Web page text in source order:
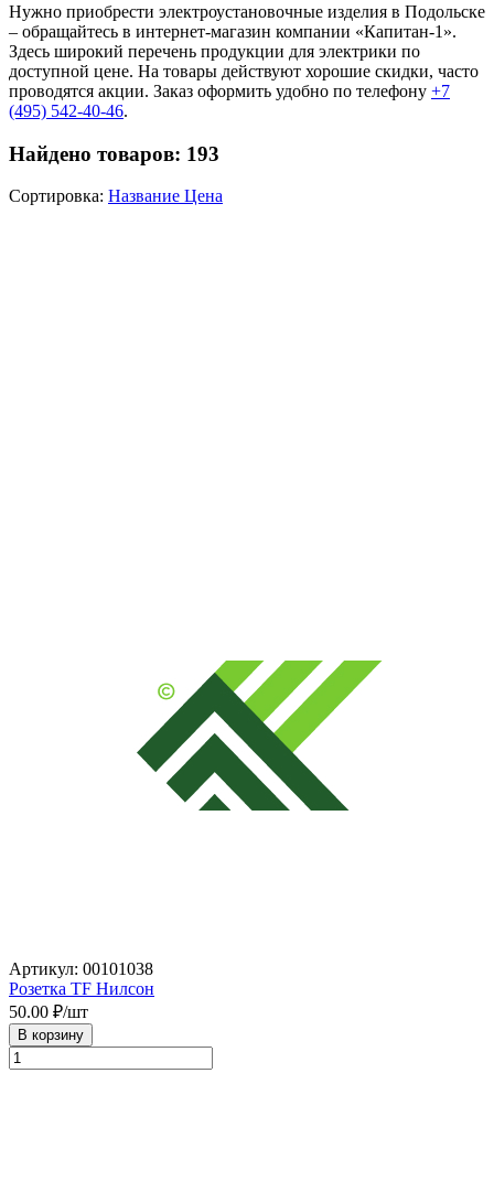
Нужно приобрести электроустановочные изделия в Подольске
– обращайтесь в интернет-магазин компании «Капитан-1».
Здесь широкий перечень продукции для электрики по
доступной цене. На товары действуют хорошие скидки, часто
проводятся акции. Заказ оформить удобно по телефону +7
(495) 542-40-46.
Найдено товаров: 193
Сортировка: Название Цена
Артикул: 00101038
Розетка TF Нилсон
50.00 ₽/шт
В корзину